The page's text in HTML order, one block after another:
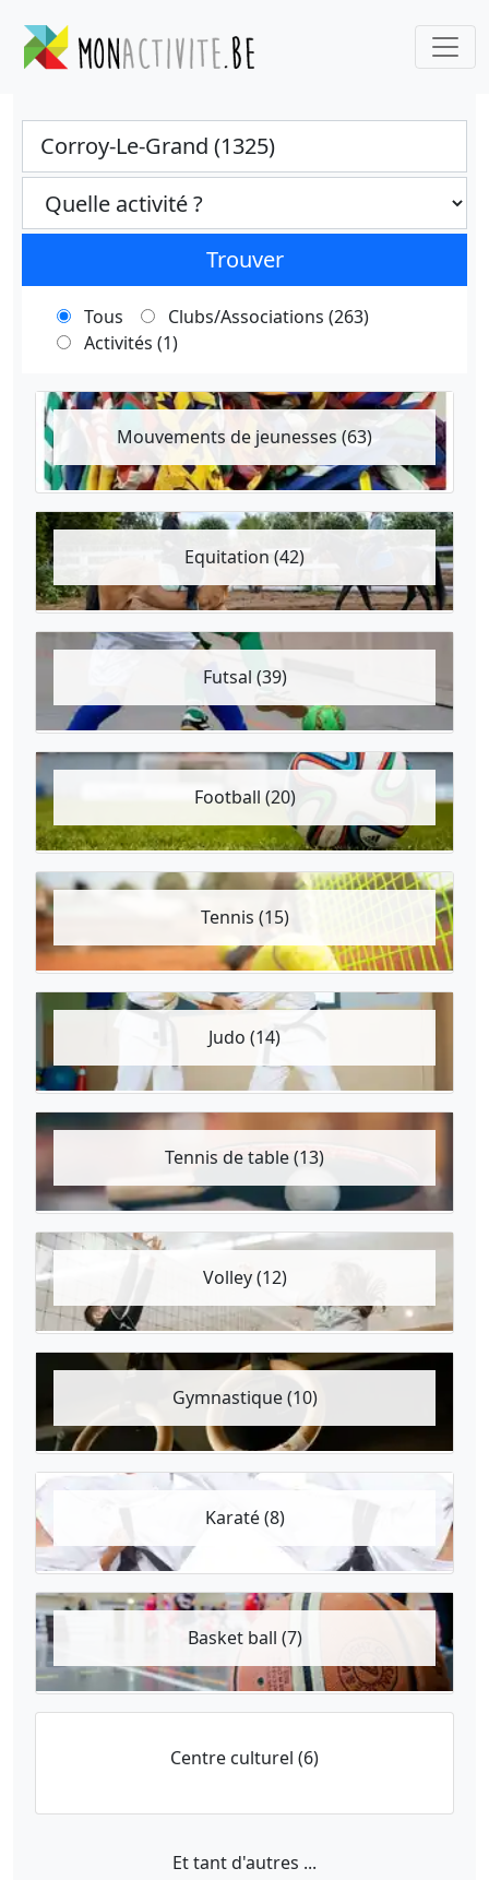
Trouver
Tous
Clubs/Associations (263)
Activités (1)
Mouvements de jeunesses (63)
Equitation (42)
Futsal (39)
Football (20)
Tennis (15)
Judo (14)
Tennis de table (13)
Volley (12)
Gymnastique (10)
Karaté (8)
Basket ball (7)
Centre culturel (6)
Et tant d'autres ...